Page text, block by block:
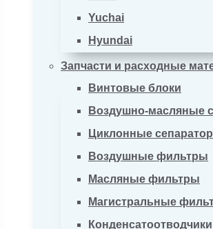
Yuchai
Hyundai
Запчасти и расходные
Винтовые блоки
Воздушно-масляные
Циклонные
Воздушные фильтры
Масляные фильтры
Магистральные
Конденсатоотводчики